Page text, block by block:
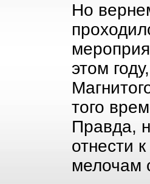
Но
этом
того
Правда,
отнести
мелочам